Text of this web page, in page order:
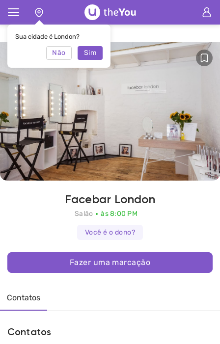
Sua cidade é London?
Não Sim
Principal Salão Facebar London
Facebar London
Salão às 8:00 PM
Você é o dono?
Fazer uma marcação
Contatos
Contatos